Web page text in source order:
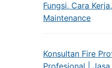
Fungsi, Cara
Maintenance
Konsultan Fire
Profesional | Jasa